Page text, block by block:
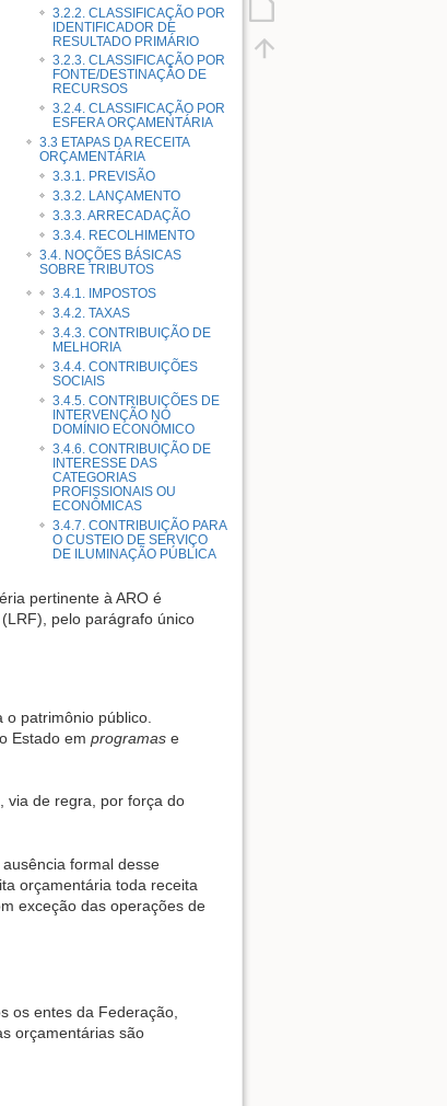
3.2.2. CLASSIFICAÇÃO POR
IDENTIFICADOR DE
RESULTADO PRIMÁRIO
3.2.3. CLASSIFICAÇÃO POR
FONTE/DESTINAÇÃO DE
RECURSOS
3.2.4. CLASSIFICAÇÃO POR
ESFERA ORÇAMENTÁRIA
3.3 ETAPAS DA RECEITA
ORÇAMENTÁRIA
3.3.1. PREVISÃO
3.3.2. LANÇAMENTO
3.3.3. ARRECADAÇÃO
3.3.4. RECOLHIMENTO
3.4. NOÇÕES BÁSICAS
SOBRE TRIBUTOS
3.4.1. IMPOSTOS
3.4.2. TAXAS
3.4.3. CONTRIBUIÇÃO DE
MELHORIA
3.4.4. CONTRIBUIÇÕES
SOCIAIS
3.4.5. CONTRIBUIÇÕES DE
INTERVENÇÃO NO
DOMÍNIO ECONÔMICO
3.4.6. CONTRIBUIÇÃO DE
INTERESSE DAS
CATEGORIAS
PROFISSIONAIS OU
ECONÔMICAS
3.4.7. CONTRIBUIÇÃO PARA
O CUSTEIO DE SERVIÇO
DE ILUMINAÇÃO PÚBLICA
pertinente à ARO é
pelo parágrafo único
patrimônio público.
Estado em programas e
via de regra, por força do
formal desse
orçamentária toda receita
exceção das operações de
os entes da Federação,
orçamentárias são